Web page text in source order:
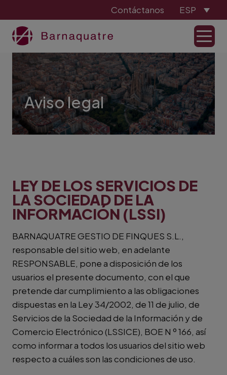
Contáctanos ESP
Aviso legal
LEY DE LOS SERVICIOS DE
LA SOCIEDAD DE LA
INFORMACIÓN (LSSI)
BARNAQUATRE GESTIO DE FINQUES S.L.,
responsable del sitio web, en adelante
RESPONSABLE, pone a disposición de los
usuarios el presente documento, con el que
pretende dar cumplimiento a las obligaciones
dispuestas en la Ley 34/2002, de 11 de julio, de
Servicios de la Sociedad de la Información y de
Comercio Electrónico (LSSICE), BOE N º 166, así
como informar a todos los usuarios del sitio web
respecto a cuáles son las condiciones de uso.